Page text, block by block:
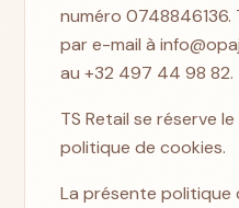
numéro 0748846136.
par e-mail à
au +32 497 44 98 82.
TS Retail se réserve
politique de cookies.
La présente politique